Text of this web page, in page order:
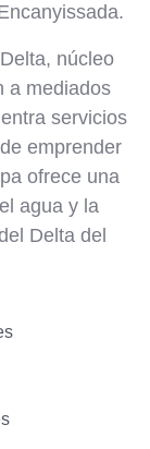
núcleo
a mediados
servicios
emprender
ofrece una
agua y la
Delta del